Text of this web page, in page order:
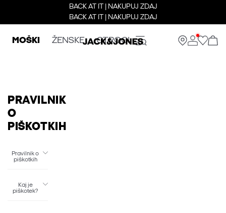
BACK AT IT | NAKUPUJ ZDAJ
BACK AT IT | NAKUPUJ ZDAJ
MOŠKI ŽENSKE OTROCI
PRAVILNIK
O
PIŠKOTKIH
Pravilnik o
piškotkih
Kaj je
piškotek?